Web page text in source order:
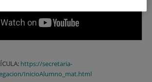
https://secretaria-
InicioAlumno_mat.html